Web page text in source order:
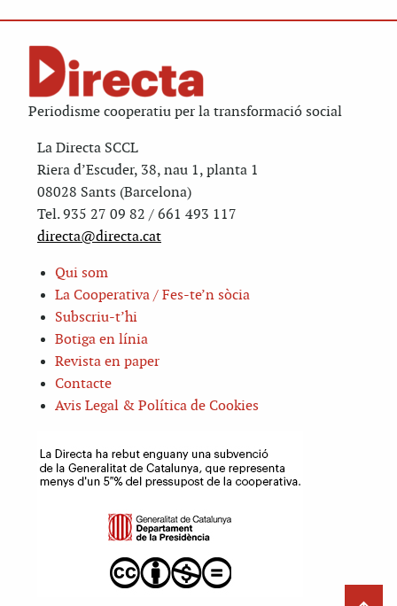
Periodisme cooperatiu per la transformació social
La Directa SCCL
Riera d’Escuder, 38, nau 1, planta 1
08028 Sants (Barcelona)
Tel. 935 27 09 82 / 661 493 117
directa@directa.cat
Qui som
La Cooperativa / Fes-te’n sòcia
Subscriu-t’hi
Botiga en línia
Revista en paper
Contacte
Avis Legal & Política de Cookies